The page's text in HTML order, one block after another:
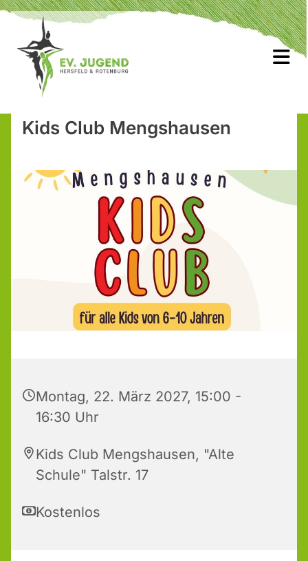
Kids Club Mengshausen
Montag, 22. März 2027, 15:00 -
16:30 Uhr
Kids Club Mengshausen, "Alte
Schule" Talstr. 17
Kostenlos